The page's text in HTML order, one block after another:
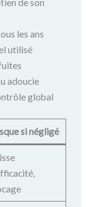
de son
les ans
utilisé
adoucie
global
si négligé